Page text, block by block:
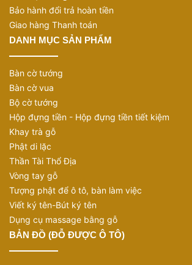
Bảo hành đổi trả hoàn tiền
Giao hàng Thanh toán
DANH MỤC SẢN PHẨM
Bàn cờ tướng
Bàn cờ vua
Bộ cờ tướng
Hộp đựng tiền - Hộp đựng tiền tiết kiệm
Khay trà gỗ
Phật di lặc
Thần Tài Thổ Địa
Vòng tay gỗ
Tượng phật để ô tô, bàn làm việc
Viết ký tên-Bút ký tên
Dụng cụ massage bằng gỗ
BẢN ĐỒ (ĐỖ ĐƯỢC Ô TÔ)